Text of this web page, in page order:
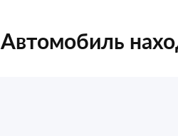
Автомобиль